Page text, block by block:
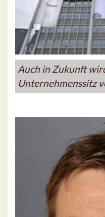
Auch in Zukunft
Unternehmenssitz